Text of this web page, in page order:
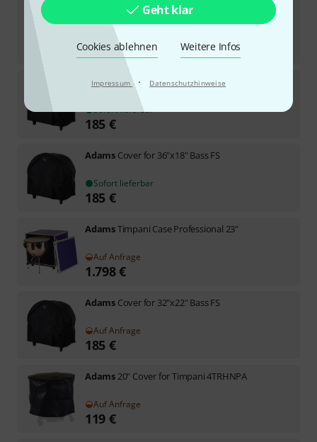
Geht klar
Cookies ablehnen Weitere Infos
Impressum · Datenschutzhinweise
Cover for 36"x18" Concert Bass
Sofort lieferbar
185€
Adams Cover for 28"x18" Bass FS
Sofort lieferbar
185 €
Adams Cover for 36"x18" Bass FS
Sofort lieferbar
185 €
AdamsTimpani Case Professional 23"
Auf Anfrage
1.798€
Adams Cover for 32"x22" Bass FS
Auf Anfrage
185 €
Adams 20" Cover for Timpani 4TRHNPA
Auf Anfrage
119 €